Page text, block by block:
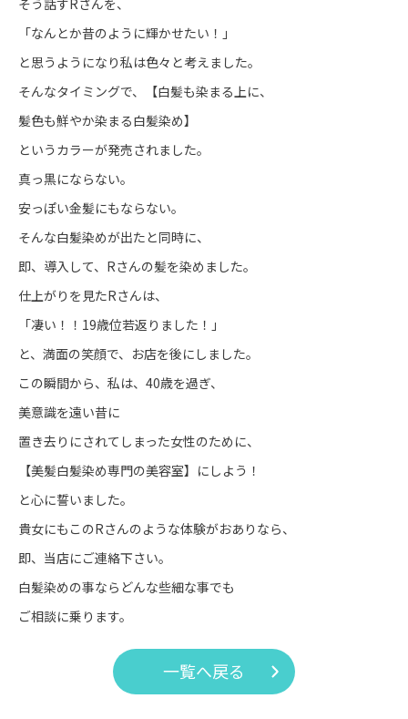
「なんとか昔のように輝かせたい！」
と思うようになり私は色々と考えました。
そんなタイミングで、【白髪も染まる上に、
髪色も鮮やか染まる白髪染め】
というカラーが発売されました。
真っ黒にならない。
安っぽい金髪にもならない。
そんな白髪染めが出たと同時に、
即、導入して、Rさんの髪を染めました。
仕上がりを見たRさんは、
「凄い！！19歳位若返りました！」
と、満面の笑顔で、お店を後にしました。
この瞬間から、私は、40歳を過ぎ、
美意識を遠い昔に
置き去りにされてしまった女性のために、
【美髪白髪染め専門の美容室】にしよう！
と心に誓いました。
貴女にもこのRさんのような体験がおありなら、
即、当店にご連絡下さい。
白髪染めの事ならどんな些細な事でも
ご相談に乗ります。
一覧へ戻る